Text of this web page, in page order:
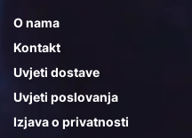
O nama
Kontakt
Uvjeti dostave
Uvjeti poslovanja
Izjava o privatnosti